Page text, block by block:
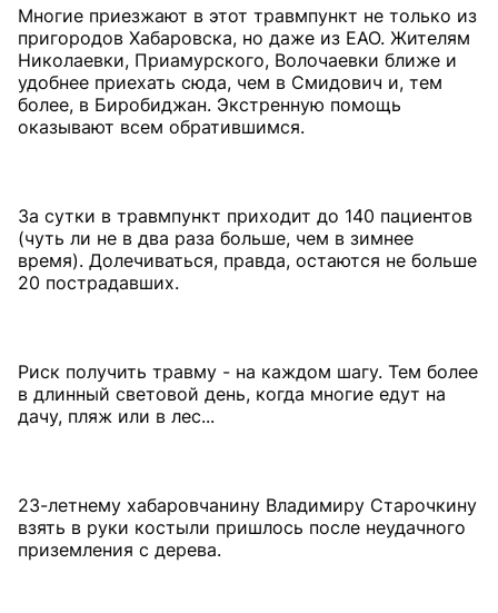
Многие приезжают в этот травмпункт не только из
пригородов Хабаровска, но даже из ЕАО. Жителям
Николаевки, Приамурского, Волочаевки ближе и
удобнее приехать сюда, чем в Смидович и, тем
более, в Биробиджан. Экстренную помощь
оказывают всем обратившимся.
За сутки в травмпункт приходит до 140 пациентов
(чуть ли не в два раза больше, чем в зимнее
время). Долечиваться, правда, остаются не больше
20 пострадавших.
Риск получить травму - на каждом шагу. Тем более
в длинный световой день, когда многие едут на
дачу, пляж или в лес...
23-летнему хабаровчанину Владимиру Старочкину
взять в руки костыли пришлось после неудачного
приземления с дерева.